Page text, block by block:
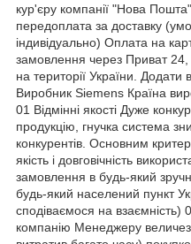
кур'єру компанії "Нова
передоплата за доставку
індивідуально) Оплата на
замовлення через Приват 24,
на території України. Додати
Виробник Siemens Країна
01 Відмінні якості Дуже
продукцію, гнучка система
конкурентів. Основним
якість і довговічність
замовлення в будь-який
будь-який населений пункт
сподіваємося на взаємність)
компанію Менеджеру